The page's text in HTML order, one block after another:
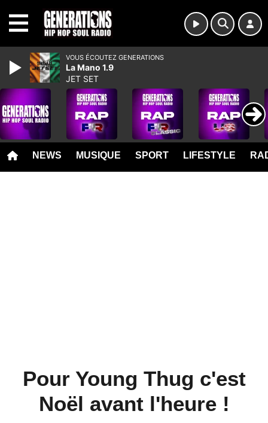
NEWS MUSIQUE SPORT LIFESTYLE
Pour Young Thug c'est
Noël avant l'heure !
VOUS ÉCOUTEZ GENERATIONS
La Mano 1.9
JET SET